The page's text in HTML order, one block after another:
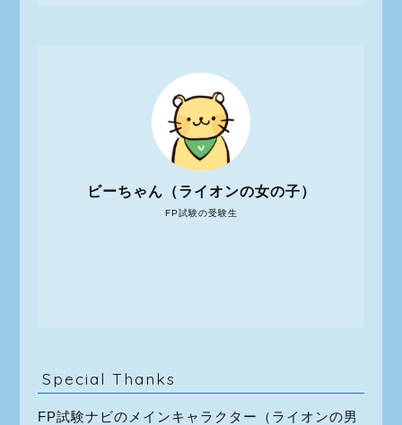
FP試験の受験生
ビーちゃん（ライオンの女の子）
Special Thanks
FP試験ナビのメインキャラクター（ライオンの男